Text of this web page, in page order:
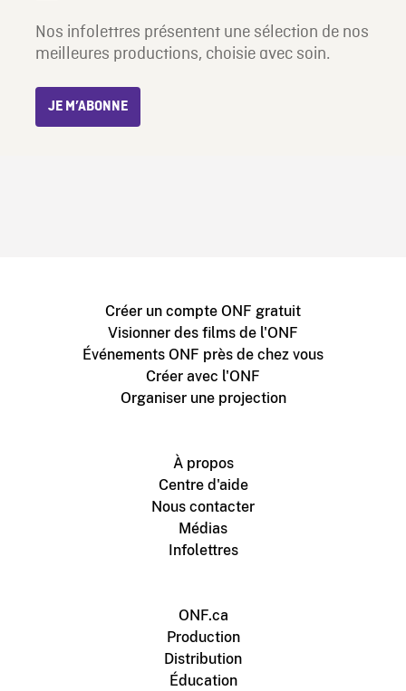
Nos infolettres présentent une sélection de nos
meilleures productions, choisie avec soin.
JE M’ABONNE
Créer un compte ONF gratuit
Visionner des films de l'ONF
Événements ONF près de chez vous
Créer avec l'ONF
Organiser une projection
À propos
Centre d'aide
Nous contacter
Médias
Infolettres
ONF.ca
Production
Distribution
Éducation